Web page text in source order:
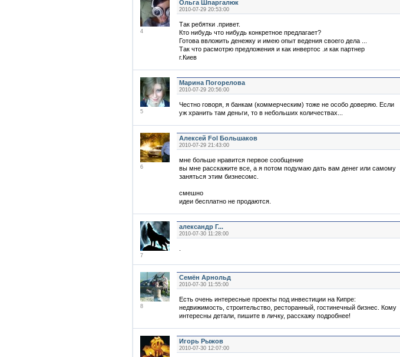
4
Ольга Шпаргалюк
2010-07-29 20:53:00
Так ребятки .привет.
Кто нибудь что нибудь конкретное предлагает?
Готова ввложить денежку и имею опыт ведения своего дела ...
Так что расмотрю предложения и как инвертос .и как партнер
г.Киев
5
Марина Погорелова
2010-07-29 20:56:00
Честно говоря, я банкам (коммерческим) тоже не особо доверяю. Если
уж хранить там деньги, то в небольших количествах...
6
Алексей Fol Большаков
2010-07-29 21:43:00
мне больше нравится первое сообщение
вы мне расскажите все, а я потом подумаю дать вам денег или самому
заняться этим бизнесомс.
смешно
идеи бесплатно не продаются.
7
александр Г...
2010-07-30 11:28:00
8
Семён Арнольд
2010-07-30 11:55:00
Есть очень интересные проекты под инвестиции на Кипре:
недвижимость, строительство, ресторанный, гостинечный бизнес. Кому
интересны детали, пишите в личку, расскажу подробнее!
Игорь Рыжов
2010-07-30 12:07:00